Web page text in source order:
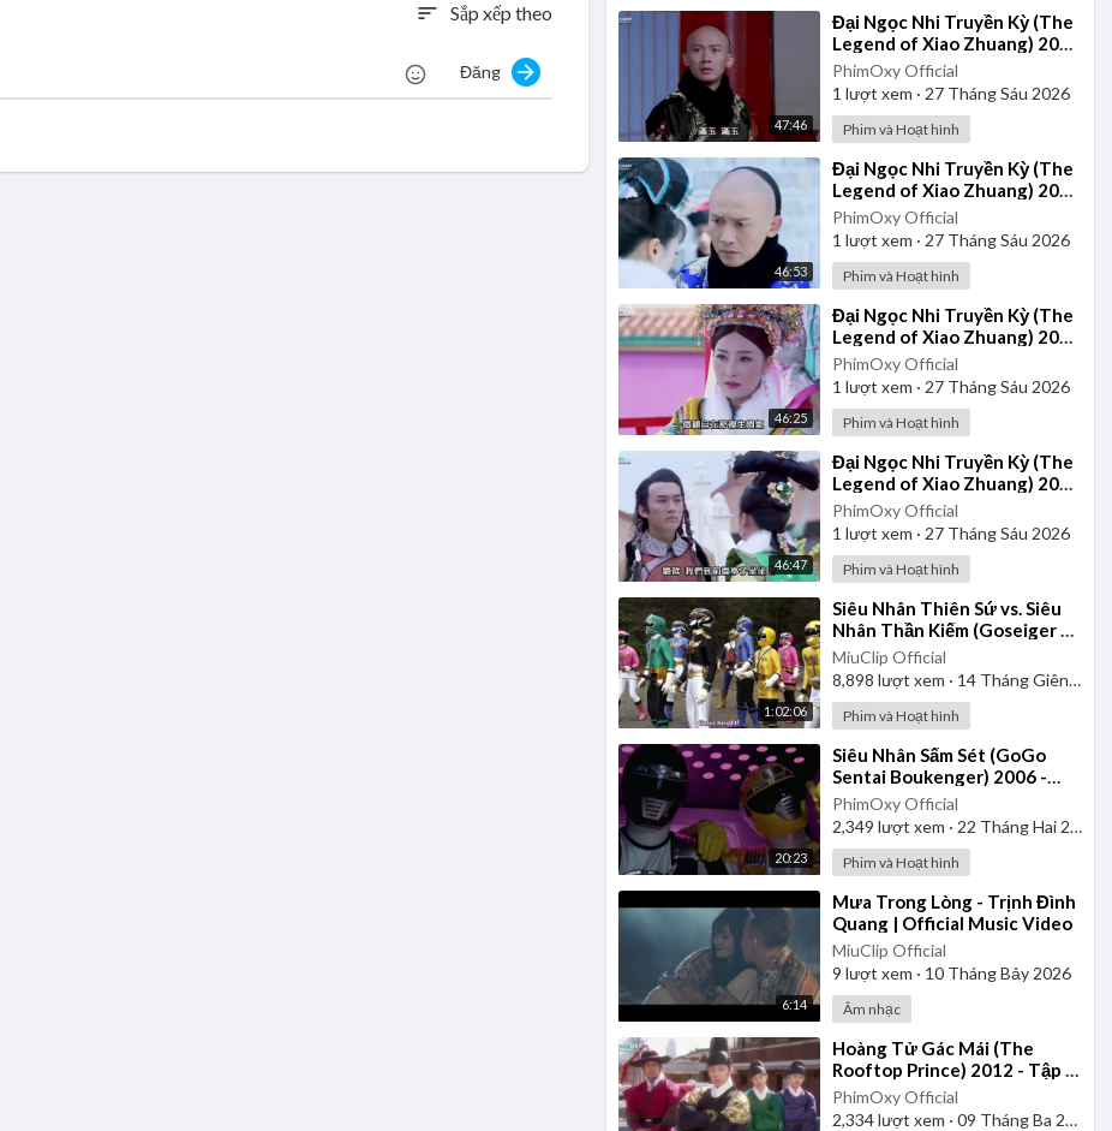
47:46
⁣Đại Ngọc Nhi Truyền Kỳ (The
Legend of Xiao Zhuang) 2015
- Tập 33 | Lồng Tiếng
PhimOxy Official
1 lượt xem · 27 Tháng Sáu 2026
Phim và Hoạt hình
46:53
⁣Đại Ngọc Nhi Truyền Kỳ (The
Legend of Xiao Zhuang) 2015
- Tập 22 | Lồng Tiếng
PhimOxy Official
1 lượt xem · 27 Tháng Sáu 2026
Phim và Hoạt hình
46:25
⁣Đại Ngọc Nhi Truyền Kỳ (The
Legend of Xiao Zhuang) 2015
- Tập 26 | Lồng Tiếng
PhimOxy Official
1 lượt xem · 27 Tháng Sáu 2026
Phim và Hoạt hình
46:47
⁣Đại Ngọc Nhi Truyền Kỳ (The
Legend of Xiao Zhuang) 2015
- Tập 27 | Lồng Tiếng
PhimOxy Official
1 lượt xem · 27 Tháng Sáu 2026
Phim và Hoạt hình
1:02:06
⁣Siêu Nhân Thiên Sứ vs. Siêu
Nhân Thần Kiếm (Goseiger vs.
Shinkenger) | Vietsub
MiuClip Official
8,898 lượt xem · 14 Tháng Giêng 2025
Phim và Hoạt hình
20:23
⁣Siêu Nhân Sấm Sét (GoGo
Sentai Boukenger) 2006 -
Tập 1 | Thuyết Minh
PhimOxy Official
2,349 lượt xem · 22 Tháng Hai 2025
Phim và Hoạt hình
6:14
⁣Mưa Trong Lòng - Trịnh Đình
Quang | Official Music Video
MiuClip Official
9 lượt xem · 10 Tháng Bảy 2026
Âm nhạc
⁣Hoàng Tử Gác Mái (The
Rooftop Prince) 2012 - Tập 1
| Lồng Tiếng
PhimOxy Official
2,334lượt xem · 09 Tháng Ba 2025
sort Sắp xếp theo
Đăng